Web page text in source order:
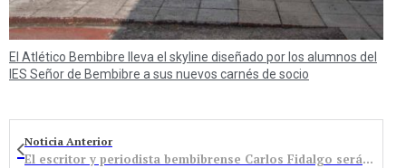
El Atlético Bembibre lleva el skyline diseñado por los alumnos del
IES Señor de Bembibre a sus nuevos carnés de socio
Noticia Anterior
El escritor y periodista bembibrense Carlos Fidalgo será el pregonero del Cristo